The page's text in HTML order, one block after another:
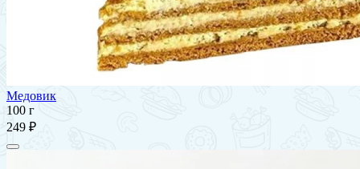
Медовик
100 г
249 ₽